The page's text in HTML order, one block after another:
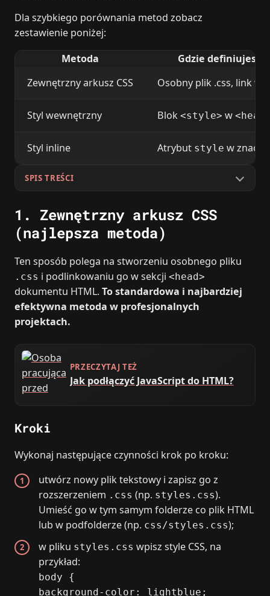
Dla szybkiego porównania metod zobacz
zestawienie poniżej:
Metoda
Gdzie definiujesz
Zewnętrzny arkusz CSS
Osobny plik .css, link w
Styl wewnętrzny Blok <style> w
Styl inline Atrybut style w
SPIS TREŚCI
1. Zewnętrzny arkusz CSS
(najlepsza metoda)
Ten sposób polega na stworzeniu osobnego pliku
.css i podlinkowaniu go w sekcji <head>
dokumentu HTML. To standardowa i najbardziej
efektywna metoda w profesjonalnych
projektach.
PRZECZYTAJ TEŻ
Jak podłączyć JavaScript do HTML?
Kroki
Wykonaj następujące czynności krok po kroku:
utwórz nowy plik tekstowy i zapisz go z
rozszerzeniem .css (np. styles.css).
Umieść go w tym samym folderze co plik HTML
lub w podfolderze (np. css/styles.css);
w pliku styles.css wpisz style CSS, na
przykład:
body {
background-color: lightblue;